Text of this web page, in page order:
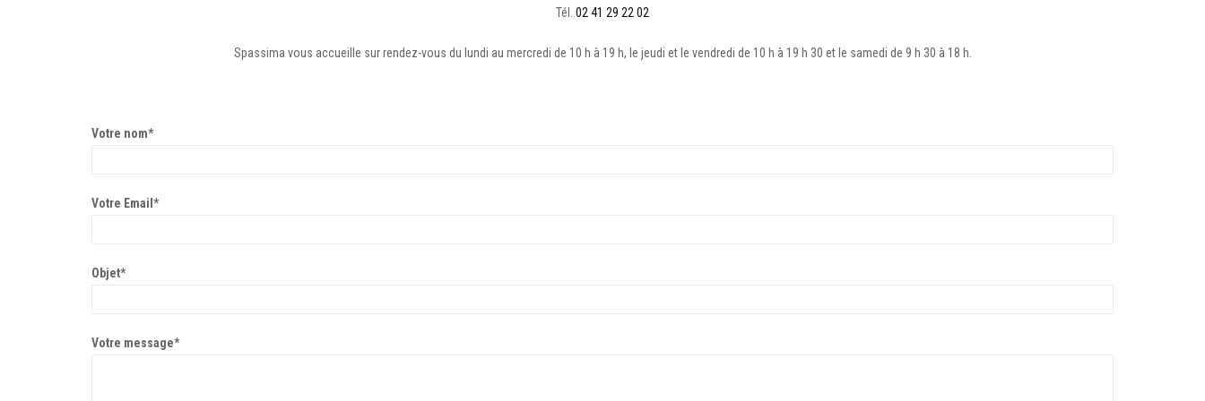
Tél. 02 41 29 22 02
Spassima vous accueille sur rendez-vous du lundi au mercredi de 10 h à 19 h, le jeudi et le vendredi de 10 h à 19 h 30 et le samedi de 9 h 30 à 18 h.
Votre nom*
Votre Email*
Objet*
Votre message*